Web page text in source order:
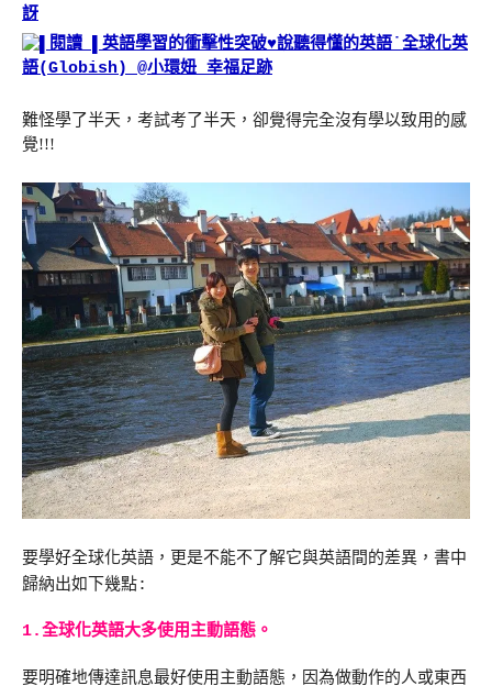
訝
難怪學了半天，考試考了半天，卻覺得完全沒有學以致用的感
覺!!!
要學好全球化英語，更是不能不了解它與英語間的差異，書中
歸納出如下幾點:
1.全球化英語大多使用主動語態。
要明確地傳達訊息最好使用主動語態，因為做動作的人或東西